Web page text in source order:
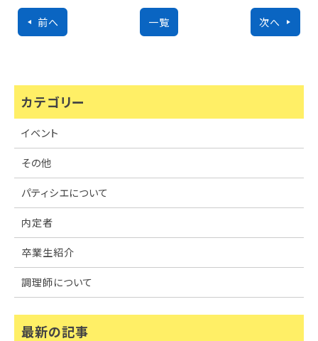
前へ 一覧 次へ
カテゴリー
イベント
その他
パティシエについて
内定者
卒業生紹介
調理師について
最新の記事